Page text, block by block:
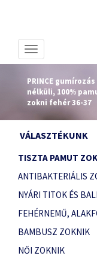
PRINCE gumírozás
nélküli, 100%
zokni fehér 36-37
VÁLASZTÉKUNK
TISZTA PAMUT
ANTIBAKTERIÁLIS
NYÁRI TITOK ÉS
FEHÉRNEMŰ,
BAMBUSZ ZOKNIK
NŐI ZOKNIK